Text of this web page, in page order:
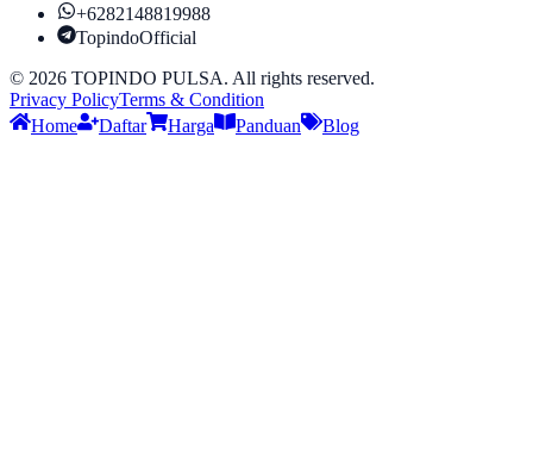
+6282148819988
TopindoOfficial
© 2026 TOPINDO PULSA. All rights reserved.
Privacy PolicyTerms & Condition
Home
Daftar Harga Panduan Blog